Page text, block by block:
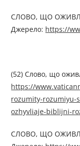
СЛОВО, ЩО
Джерелo: https://
(52) Слово, що
https://
rozumity-rozumiyu-
ozhyvliaje-biblijni-
СЛОВО, ЩО